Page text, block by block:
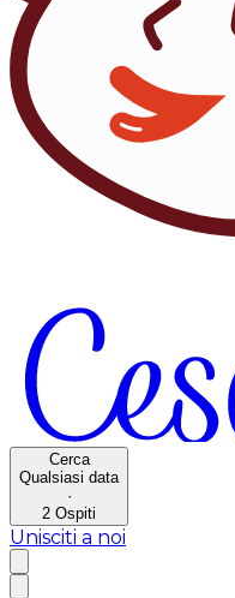
Cerca
Qualsiasi data
·
2 Ospiti
Unisciti a noi